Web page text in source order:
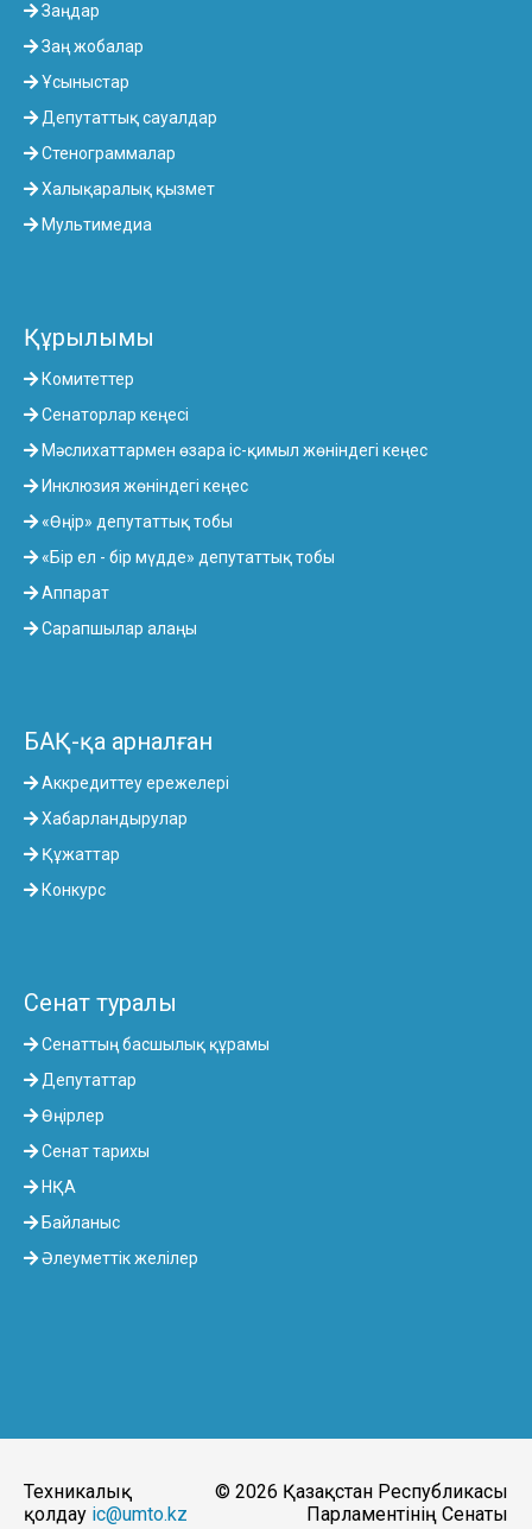
Заңдар
Заң жобалар
Ұсыныстар
Депутаттық сауалдар
Стенограммалар
Халықаралық қызмет
Мультимедиа
Құрылымы
Комитеттер
Сенаторлар кеңесі
Мәслихаттармен өзара іс-қимыл жөніндегі кеңес
Инклюзия жөніндегі кеңес
«Өңір» депутаттық тобы
«Бір ел - бір мүдде» депутаттық тобы
Аппарат
Сарапшылар алаңы
БАҚ-қа арналған
Аккредиттеу ережелері
Хабарландырулар
Құжаттар
Конкурс
Сенат туралы
Сенаттың басшылық құрамы
Депутаттар
Өңірлер
Сенат тарихы
НҚА
Байланыс
Әлеуметтік желілер
Техникалық
қолдау ic@umto.kz
© 2026 Қазақстан Республикасы
Парламентінің Сенаты